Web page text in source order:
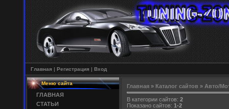
Главная | Регистрация | Вход
Меню сайта
ГЛАВНАЯ
СТАТЬИ
Главная » Каталог сайтов » Авто/
В категории сайтов: 2
Показано сайтов: 1-2